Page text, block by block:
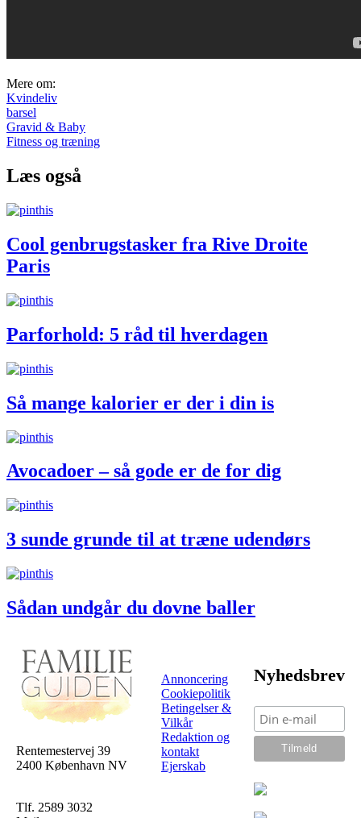
Mere om:
Kvindeliv
barsel
Gravid & Baby
Fitness og træning
Læs også
Cool genbrugstasker fra Rive Droite
Paris
Parforhold: 5 råd til hverdagen
Så mange kalorier er der i din is
Avocadoer – så gode er de for dig
3 sunde grunde til at træne udendørs
Sådan undgår du dovne baller
Rentemestervej 39
2400 København NV
Tlf. 2589 3032
Annoncering
Cookiepolitik
Betingelser &
Vilkår
Redaktion og
kontakt
Ejerskab
Nyhedsbrev